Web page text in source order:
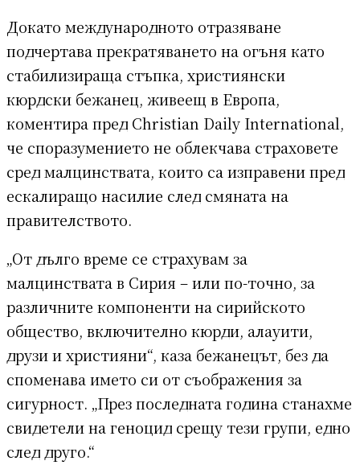
Докато международното отразяване
подчертава прекратяването на огъня като
стабилизираща стъпка, християнски
кюрдски бежанец, живеещ в Европа,
коментира пред Christian Daily International,
че споразумението не облекчава страховете
сред малцинствата, които са изправени пред
ескалиращо насилие след смяната на
правителството.
„От дълго време се страхувам за
малцинствата в Сирия – или по-точно, за
различните компоненти на сирийското
общество, включително кюрди, алауити,
друзи и християни“, каза бежанецът, без да
споменава името си от съображения за
сигурност. „През последната година станахме
свидетели на геноцид срещу тези групи, едно
след друго.“